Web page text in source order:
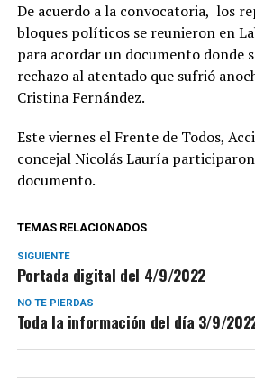
De acuerdo a la convocatoria, los
bloques políticos se reunieron en
para acordar un documento donde
rechazo al atentado que sufrió
Cristina Fernández.
Este viernes el Frente de Todos,
concejal Nicolás Lauría
documento.
TEMAS RELACIONADOS
SIGUIENTE
Portada digital del 4/9/2022
NO TE PIERDAS
Toda la información del día 3/9/